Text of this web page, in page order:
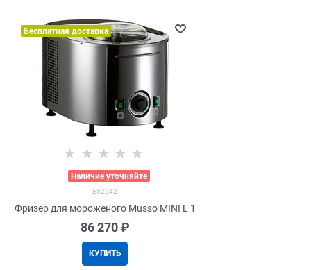
Бесплатная доставка
Наличие уточняйте
E52242
Фризер для мороженого Musso MINI L 1
86 270 ₽
КУПИТЬ